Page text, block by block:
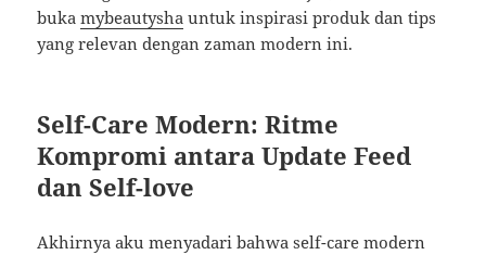
bukamybeautysha untuk inspirasi produk dan tips
yang relevan dengan zaman modern ini.
Self-Care Modern: Ritme
Kompromi antara Update Feed
dan Self-love
Akhirnya aku menyadari bahwa self-care modern